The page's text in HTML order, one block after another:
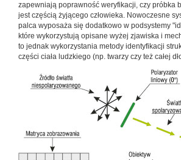
zapewniają poprawność weryfikacji, czy próbka
jest częścią żyjącego człowieka. Nowoczesne
palca wyposaża się dodatkowo w podsystemy
które wykorzystują opisane wyżej zjawiska i
to jednak wykorzystania metody identyfikacji
części ciała ludzkiego (np. twarzy czy też całej